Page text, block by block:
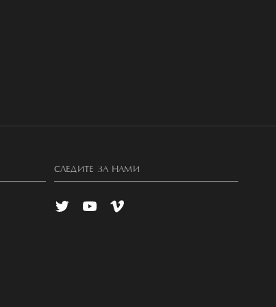
СЛЕДИТЕ ЗА НАМИ